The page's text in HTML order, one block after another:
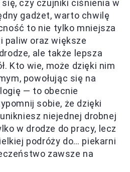
czy czujniki ciśnienia w
gadżet, warto chwilę
to nie tylko mniejsza
paliw oraz większe
ale także lepsza
Kto wie, może dzięki nim
powołując się na
— to obecnie
sobie, że dzięki
niejednej drobnej
w drodze do pracy, lecz
podróży do… piekarni
zawsze na